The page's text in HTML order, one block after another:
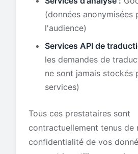
(données anonymisées
l'audience)
Services API de
les demandes de
ne sont jamais stockés
services)
Tous ces prestataires sont
contractuellement tenus de
confidentialité de vos